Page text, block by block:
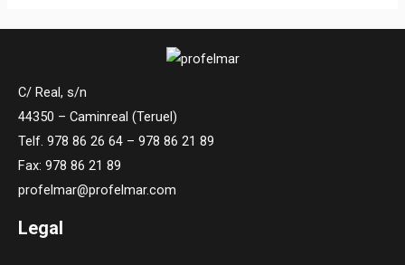
C/ Real, s/n
44350 – Caminreal (Teruel)
Telf. 978 86 26 64 – 978 86 21 89
Fax: 978 86 21 89
profelmar@profelmar.com
Legal